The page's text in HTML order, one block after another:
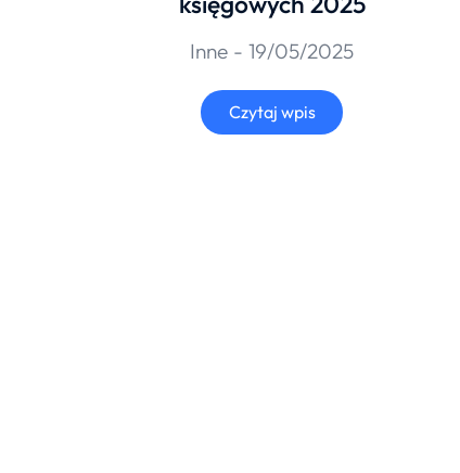
Inne 19/05/2025
Czytaj wpis